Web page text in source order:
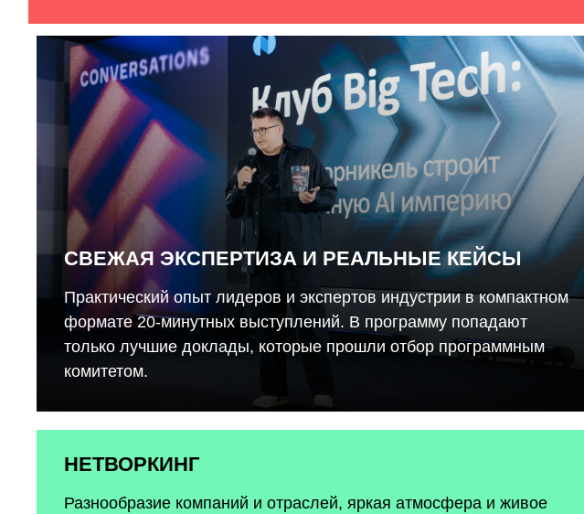
СВЕЖАЯ ЭКСПЕРТИЗА И РЕАЛЬНЫЕ КЕЙСЫ
Практический опыт лидеров и экспертов индустрии в компактном
формате 20-минутных выступлений. В программу попадают
только лучшие доклады, которые прошли отбор программным
комитетом.
НЕТВОРКИНГ
Разнообразие компаний и отраслей, яркая атмосфера и живое